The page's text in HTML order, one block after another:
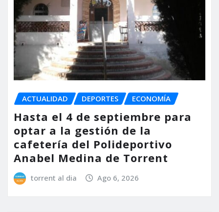
ACTUALIDAD DEPORTES ECONOMÍA
Hasta el 4 de septiembre para
optar a la gestión de la
cafetería del Polideportivo
Anabel Medina de Torrent
torrent al dia Ago 6, 2026